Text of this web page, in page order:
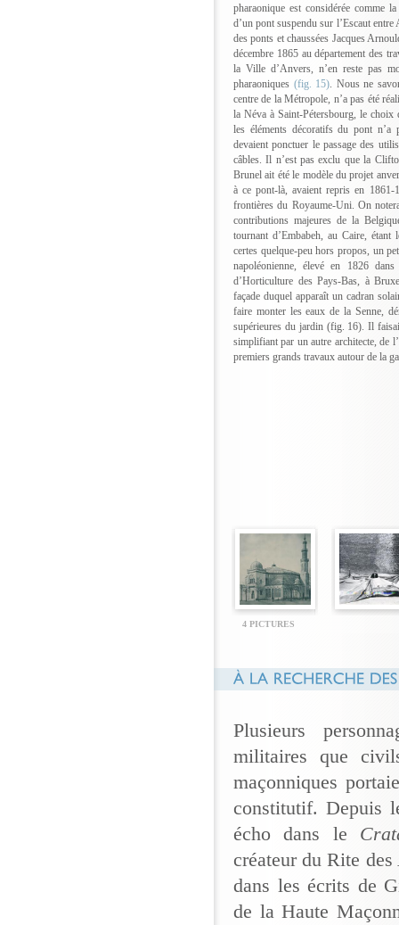
pharaonique est considérée comme
d’un pont suspendu sur l’Escaut
des ponts et chaussées Jacques
décembre 1865 au département des
la Ville d’Anvers, n’en reste pas
pharaoniques (fig. 15). Nous ne
centre de la Métropole, n’a pas été
la Néva à Saint-Pétersbourg, le choix
les éléments décoratifs du pont
devaient ponctuer le passage des
câbles. Il n’est pas exclu que la
Brunel ait été le modèle du projet
à ce pont-là, avaient repris en 1861-
frontières du Royaume-Uni. On
contributions majeures de la
tournant d’Embabeh, au Caire,
certes quelque-peu hors propos, un
napoléonienne, élevé en 1826
d’Horticulture des Pays-Bas, à
façade duquel apparaît un cadran
faire monter les eaux de la Senne,
supérieures du jardin (fig. 16). Il
simplifiant par un autre architecte, de
premiers grands travaux autour de la
4 PICTURES
Plusieurs
militaires que
maçonniques
constitutif. Depuis
écho dans le
créateur du Rite
dans les écrits de
de la Haute